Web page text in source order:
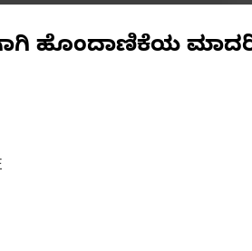
ಹೊಂದಾಣಿಕೆಯ